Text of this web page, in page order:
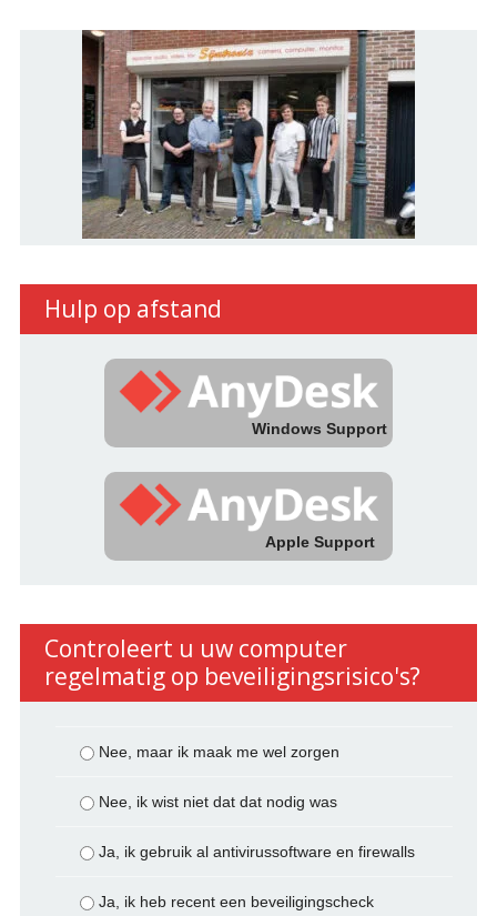
Hulp op afstand
Windows Support
Apple Support
Controleert u uw computer
regelmatig op beveiligingsrisico's?
Nee, maar ik maak me wel zorgen
Nee, ik wist niet dat dat nodig was
Ja, ik gebruik al antivirussoftware en firewalls
Ja, ik heb recent een beveiligingscheck